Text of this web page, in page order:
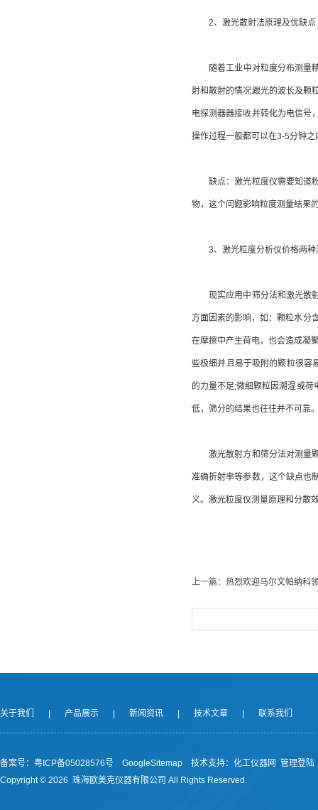
2、激光散射法原理及优缺点
随着工业中对粒度分布测量精
射和散射的情况跟光的波长及颗
电探测器器接收并转化为电信号
操作过程一般都可以在3-5分钟
缺点：激光粒度仪需要知道粉
物，这个问题影响粒度测量结果
3、激光粒度分析仪价格两种
现实应用中筛分法和激光散射
方面因素的影响，如：颗粒水分
在摩擦中产生荷电，也会造成凝
些极细并且易于吸附的颗粒很容
的力量不足;微细颗粒因潮湿或
低，筛分的结果也往往并不可靠
激光散射方和筛分法对测量颗
准确折射率等参数，这个缺点也
义。激光粒度仪测量原理和分散
上一篇： 热烈欢迎马尔文帕纳科
关于我们 产品展示 新闻资讯 技术文章 联系我们
备案号： 粤ICP备05028576号 GoogleSitemap 技术支持： 化工仪器网 管理登陆
Copyright © 2026 珠海欧美克仪器有限公司 All Rights Reserved.